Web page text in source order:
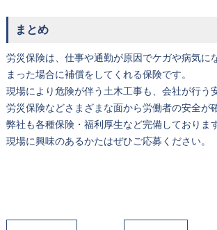
まとめ
労災保険は、仕事や通勤が原因でケガや病気に
まった場合に補償をしてくれる保険です。
現場により危険が伴う土木工事も、会社が行う
労災保険などさまざまな面から労働者の安全が
弊社も各種保険・福利厚生など完備しておりま
現場に興味のあるかたはぜひご応募ください。